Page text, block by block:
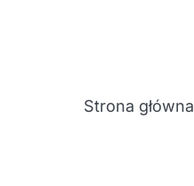
Strona główna